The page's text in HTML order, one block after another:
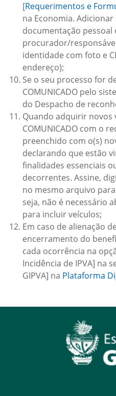
[Requerimentos e
na Economia.
documentação pessoal
procurador/
identidade com foto e
endereço);
Se o seu processo for
COMUNICADO pelo
do Despacho de
Quando adquirir novos
COMUNICADO com o
preenchido com o(s)
declarando que estão
finalidades essenciais
decorrentes. Assine,
no mesmo arquivo
seja, não é necessário
para incluir veículos;
Em caso de alienação
encerramento do
cada ocorrência na
Incidência de IPVA] na
GIPVA] na Plataforma